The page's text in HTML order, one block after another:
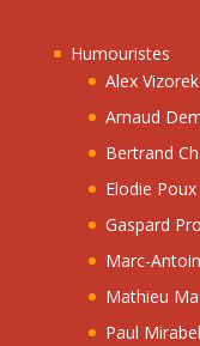
Humouristes
Alex Vizorek
Arnaud
Bertrand
Elodie Poux
Gaspard
Marc-
Mathieu
Paul Mirabel